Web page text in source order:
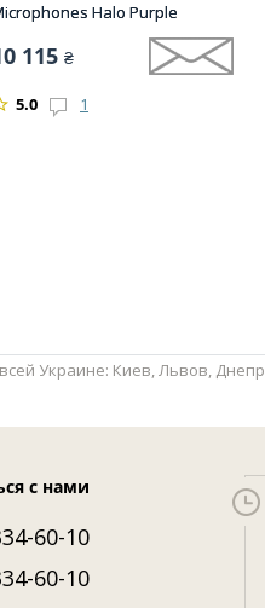
Halo Purple
115 ₴
5.0 1
Украине: Киев, Львов,
с нами
60-10
60-10